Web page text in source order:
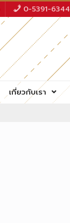
0-5391-6344
เกี่ยวกับเรา